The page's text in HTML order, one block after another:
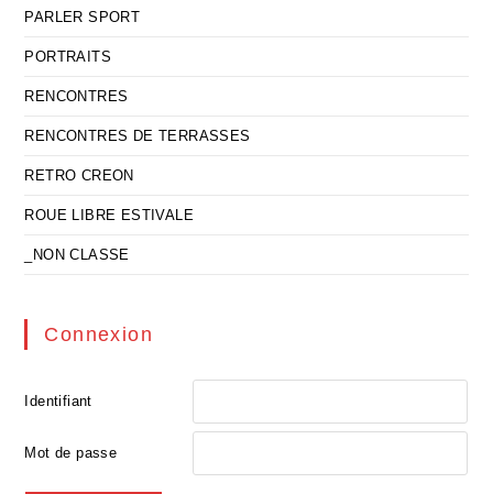
PARLER SPORT
PORTRAITS
RENCONTRES
RENCONTRES DE TERRASSES
RETRO CREON
ROUE LIBRE ESTIVALE
_NON CLASSE
Connexion
Identifiant
Mot de passe